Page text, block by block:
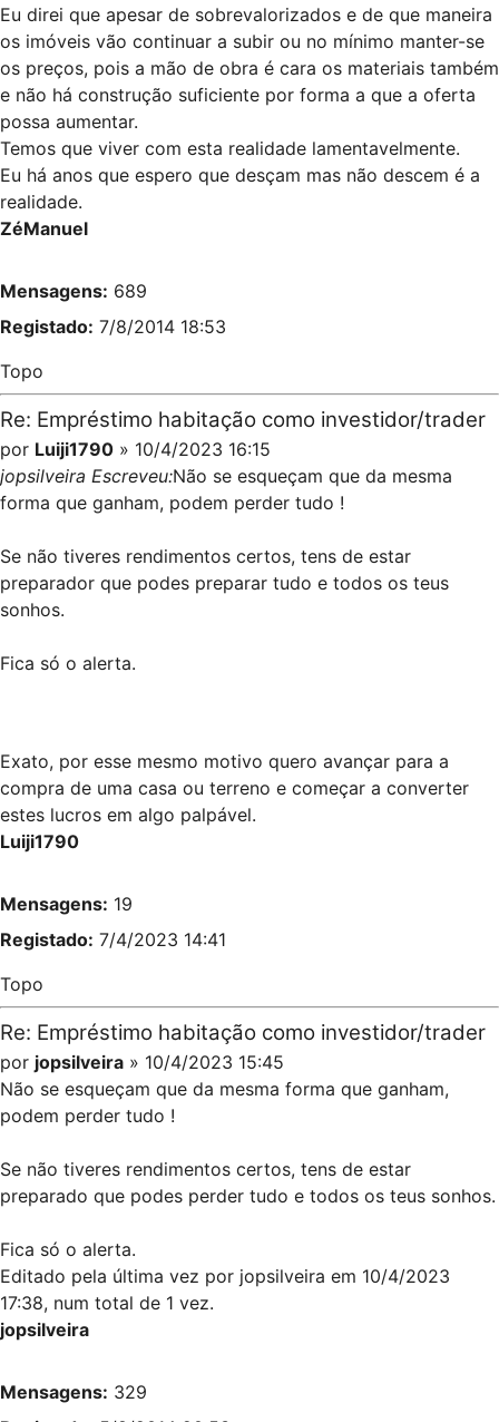
Eu direi que apesar de sobrevalorizados e de que maneira
os imóveis vão continuar a subir ou no mínimo manter-se
os preços, pois a mão de obra é cara os materiais também
e não há construção suficiente por forma a que a oferta
possa aumentar.
Temos que viver com esta realidade lamentavelmente.
Eu há anos que espero que desçam mas não descem é a
realidade.
ZéManuel
Mensagens: 689
Registado: 7/8/2014 18:53
Topo
Re: Empréstimo habitação como investidor/trader
por Luiji1790 » 10/4/2023 16:15
jopsilveira Escreveu:Não se esqueçam que da mesma
forma que ganham, podem perder tudo !
Se não tiveres rendimentos certos, tens de estar
preparador que podes preparar tudo e todos os teus
sonhos.
Fica só o alerta.
Exato, por esse mesmo motivo quero avançar para a
compra de uma casa ou terreno e começar a converter
estes lucros em algo palpável.
Luiji1790
Mensagens: 19
Registado: 7/4/2023 14:41
Topo
Re: Empréstimo habitação como investidor/trader
por jopsilveira » 10/4/2023 15:45
Não se esqueçam que da mesma forma que ganham,
podem perder tudo !
Se não tiveres rendimentos certos, tens de estar
preparado que podes perder tudo e todos os teus sonhos.
Fica só o alerta.
Editado pela última vez por jopsilveira em 10/4/2023
17:38, num total de 1 vez.
jopsilveira
Mensagens: 329